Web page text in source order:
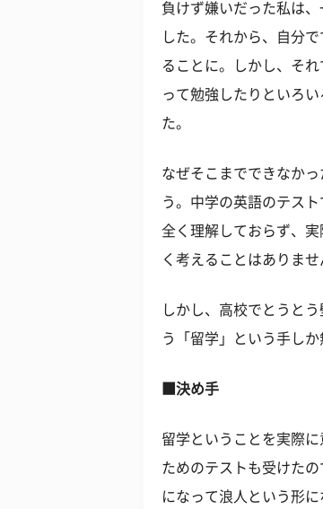
負けず嫌いだった私は
した。それから、自分
ることに。しかし、そ
って勉強したりといろ
た。
なぜそこまでできなか
う。中学の英語のテス
全く理解しておらず、
く考えることはありませ
しかし、高校でとうと
う「留学」という手し
■決め手
留学ということを実際
ためのテストも受けた
になって浪人という形